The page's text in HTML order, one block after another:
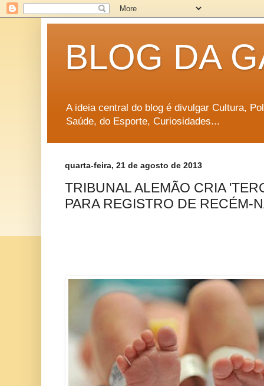
BLOG DA
A ideia central do blog é divulgar Cultura,
Saúde, do Esporte, Curiosidades...
quarta-feira, 21 de agosto de 2013
TRIBUNAL ALEMÃO CRIA
PARA REGISTRO DE RECÉM-